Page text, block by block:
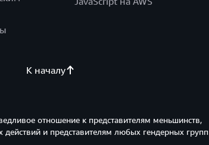
К началу
отношение к представителям меньшинств,
и представителям любых гендерных групп